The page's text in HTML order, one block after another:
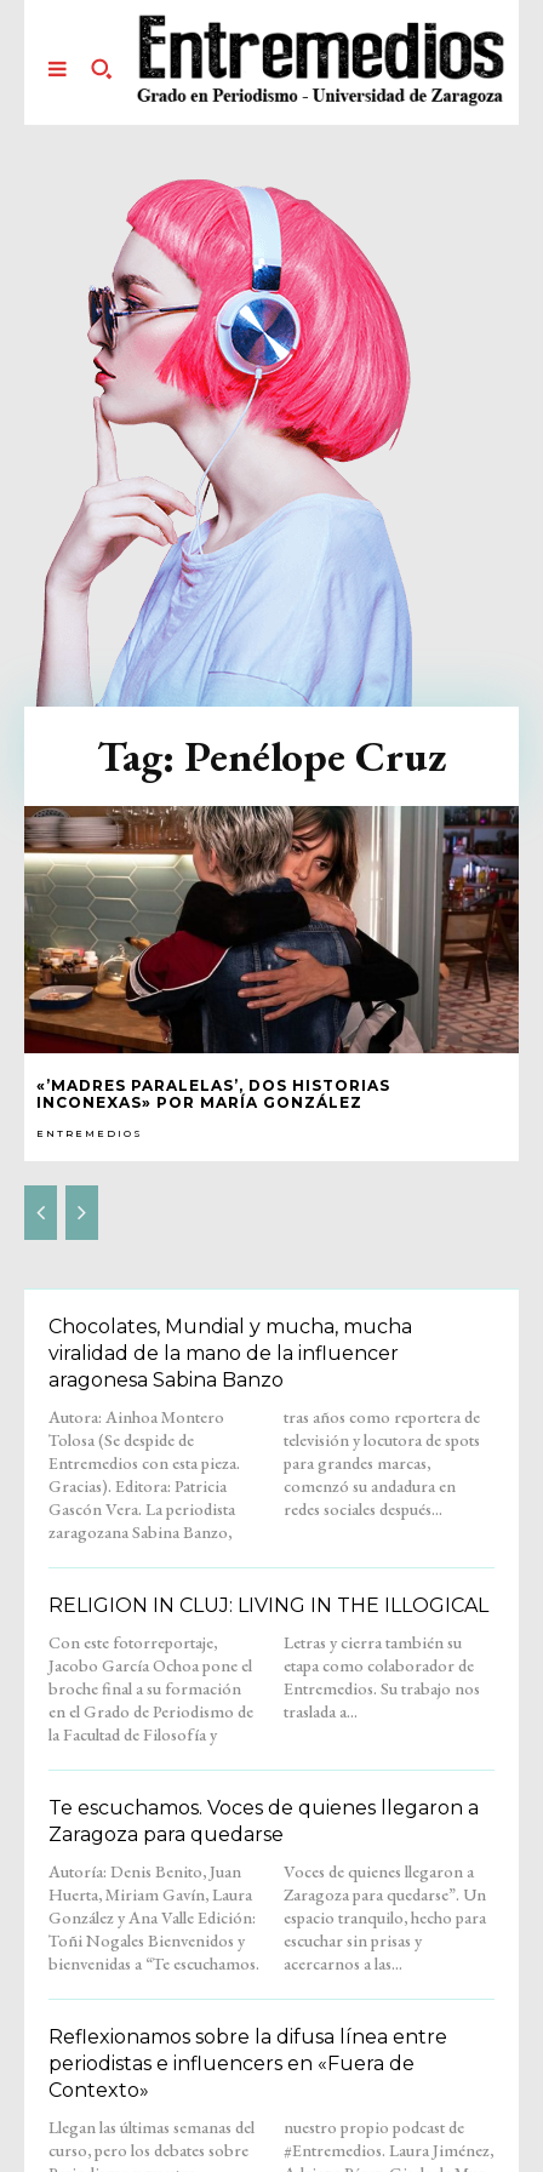
«’MADRES PARALELAS’, DOS HISTORIAS
INCONEXAS» POR MARÍA GONZÁLEZ
ENTREMEDIOS
Tag: Penélope Cruz
Chocolates, Mundial y mucha, mucha
viralidad de la mano de la influencer
aragonesa Sabina Banzo
Autora: Ainhoa Montero
Tolosa (Se despide de
Entremedios con esta pieza.
Gracias). Editora: Patricia
Gascón Vera. La periodista
zaragozana Sabina Banzo,
tras años como reportera de
televisión y locutora de spots
para grandes marcas,
comenzó su andadura en
redes sociales después...
RELIGION IN CLUJ: LIVING IN THE ILLOGICAL
Con este fotorreportaje,
Jacobo García Ochoa pone el
broche final a su formación
en el Grado de Periodismo de
la Facultad de Filosofía y
Letras y cierra también su
etapa como colaborador de
Entremedios. Su trabajo nos
traslada a...
Te escuchamos. Voces de quienes llegaron a
Zaragoza para quedarse
Autoría: Denis Benito, Juan
Huerta, Miriam Gavín, Laura
González y Ana Valle Edición:
Toñi Nogales Bienvenidos y
bienvenidas a “Te escuchamos.
Voces de quienes llegaron a
Zaragoza para quedarse”. Un
espacio tranquilo, hecho para
escuchar sin prisas y
acercarnos a las...
Reflexionamos sobre la difusa línea entre
periodistas e influencers en «Fuera de
Contexto»
Llegan las últimas semanas del
curso, pero los debates sobre
nuestro propio podcast de
#Entremedios. Laura Jiménez,